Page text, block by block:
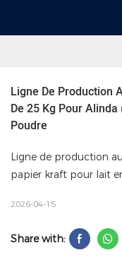
Ligne De Production
De 25 Kg Pour
Poudre
Ligne de production
papier kraft pour lait
2026-04-15
Share with: